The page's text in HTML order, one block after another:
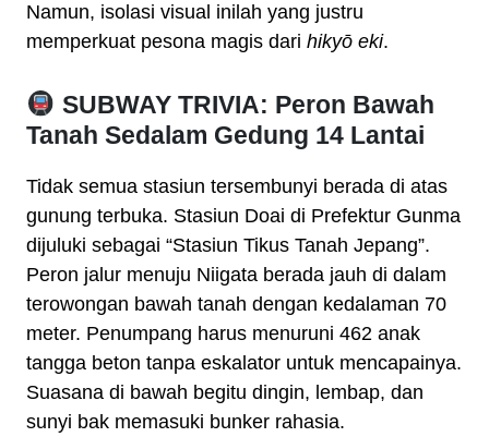
Namun, isolasi visual inilah yang justru
memperkuat pesona magis dari hikyō eki.
SUBWAY TRIVIA: Peron Bawah
Tanah Sedalam Gedung 14 Lantai
Tidak semua stasiun tersembunyi berada di atas
gunung terbuka. Stasiun Doai di Prefektur Gunma
dijuluki sebagai “Stasiun Tikus Tanah Jepang”.
Peron jalur menuju Niigata berada jauh di dalam
terowongan bawah tanah dengan kedalaman 70
meter. Penumpang harus menuruni 462 anak
tangga beton tanpa eskalator untuk mencapainya.
Suasana di bawah begitu dingin, lembap, dan
sunyi bak memasuki bunker rahasia.